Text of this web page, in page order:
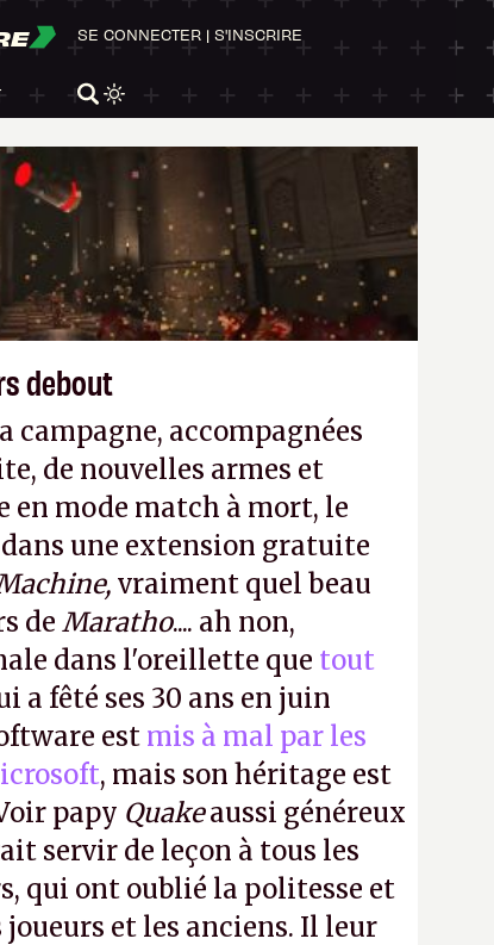
SE CONNECTER | S'INSCRIRE
debout
campagne, accompagnées
de nouvelles armes et
en mode match à mort, le
une extension gratuite
vraiment quel beau
de Maratho.... ah non,
dans l'oreillette que tout
a fêté ses 30 ans en juin
est mis à mal par les
, mais son héritage est
papy Quakeaussi généreux
servir de leçon à tous les
qui ont oublié la politesse et
et les anciens. Il leur